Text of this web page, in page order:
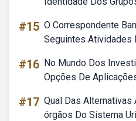
#15 O Correspondente
Seguintes Atividades
#16 No Mundo Dos
Opções De
#17 Qual Das Alternativas
órgãos Do Sistema